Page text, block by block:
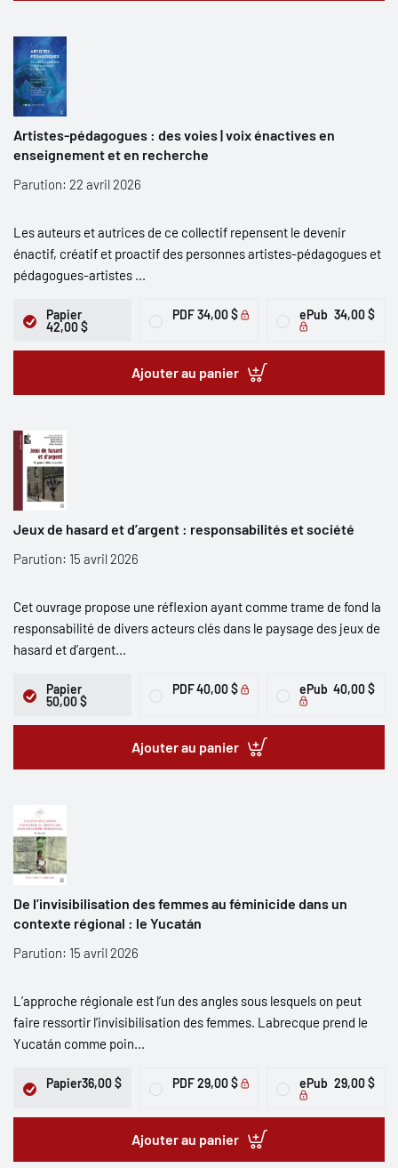
Artistes-pédagogues : des voies | voix énactives en
enseignement et en recherche
Parution: 22 avril 2026
Les auteurs et autrices de ce collectif repensent le devenir
énactif, créatif et proactif des personnes artistes-pédagogues et
pédagogues-artistes ...
Papier
42,00 $
PDF34,00 $ ePub 34,00 $
Ajouter au panier
Jeux de hasard et d’argent : responsabilités et société
Parution: 15 avril 2026
Cet ouvrage propose une réflexion ayant comme trame de fond la
responsabilité de divers acteurs clés dans le paysage des jeux de
hasard et d’argent...
Papier
50,00 $
PDF40,00 $ ePub 40,00 $
Ajouter au panier
De l’invisibilisation des femmes au féminicide dans un
contexte régional : le Yucatán
Parution: 15 avril 2026
L’approche régionale est l’un des angles sous lesquels on peut
faire ressortir l’invisibilisation des femmes. Labrecque prend le
Yucatán comme poin...
Papier36,00 $ PDF29,00 $ ePub 29,00 $
Ajouter au panier